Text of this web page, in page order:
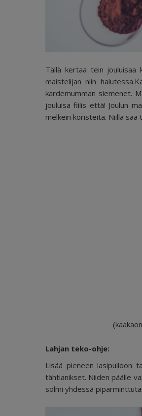
Tällä kertaa tein jouluisaa
maistelijan niin
kardemumman siemenet.
jouluisa fiilis että! Joulun
melkein koristeita. Niillä
Lahjan teko-ohje:
Lisää pieneen lasipulloon
tähtianikset. Niiden päälle
solmi yhdessä